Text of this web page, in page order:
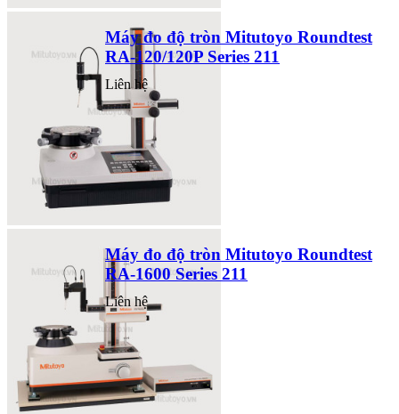
Máy đo độ tròn Mitutoyo Roundtest
RA-120/120P Series 211
Liên hệ
Máy đo độ tròn Mitutoyo Roundtest
RA-1600 Series 211
Liên hệ